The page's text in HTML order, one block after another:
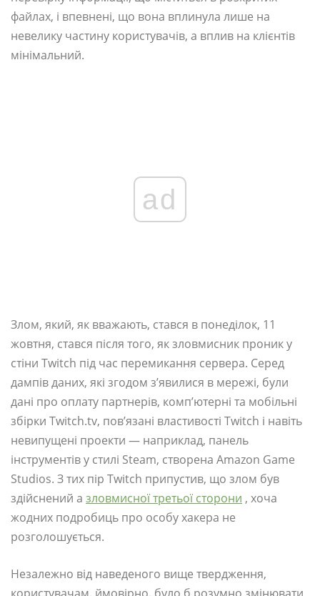
файлах, і впевнені, що вона вплинула лише на
невелику частину користувачів, а вплив на клієнтів
мінімальний.
ad
Злом, який, як вважають, стався в понеділок, 11
жовтня, стався після того, як зловмисник проник у
стіни Twitch під час перемикання сервера. Серед
дампів даних, які згодом з’явилися в мережі, були
дані про оплату партнерів, комп’ютерні та мобільні
збірки Twitch.tv, пов’язані властивості Twitch і навіть
невипущені проекти — наприклад, панель
інструментів у стилі Steam, створена Amazon Game
Studios. З тих пір Twitch припустив, що злом був
здійснений a зловмисної третьої сторони , хоча
жодних подробиць про особу хакера не
розголошується.
Незалежно від наведеного вище твердження,